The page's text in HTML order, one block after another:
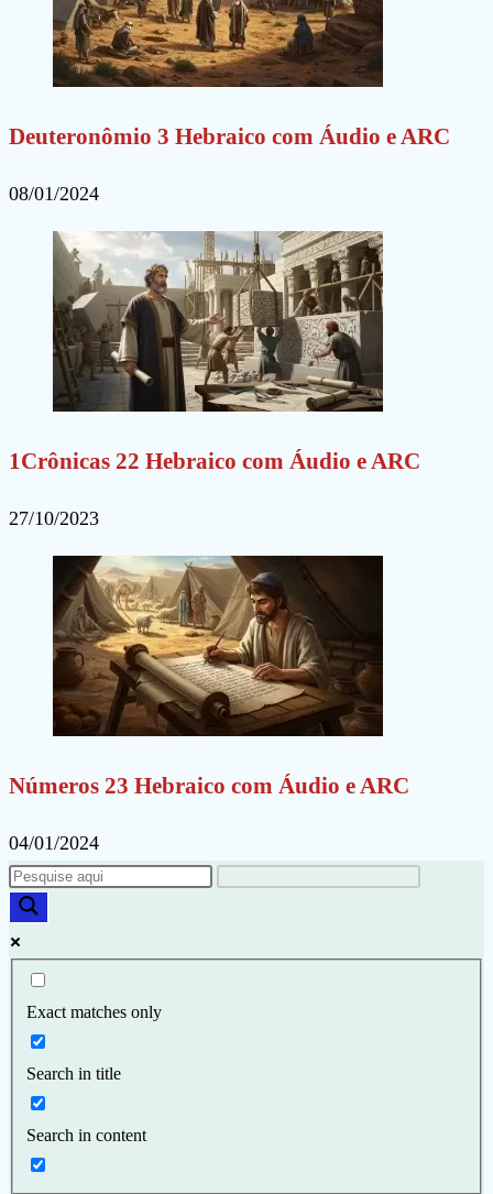
Deuteronômio 3 Hebraico com Áudio e ARC
08/01/2024
1Crônicas 22 Hebraico com Áudio e ARC
27/10/2023
Números 23 Hebraico com Áudio e ARC
04/01/2024
Exact matches only
Search in title
Search in content